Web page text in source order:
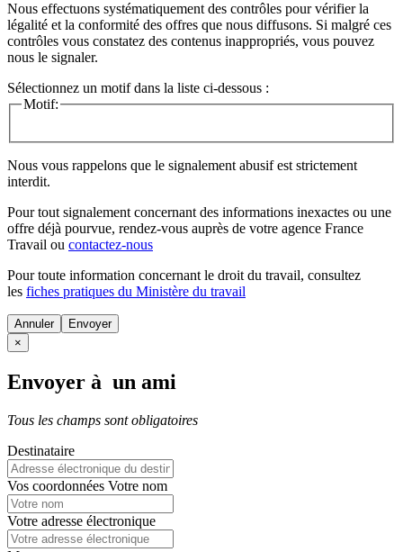
Nous effectuons systématiquement des contrôles pour vérifier la
légalité et la conformité des offres que nous diffusons. Si malgré ces
contrôles vous constatez des contenus inappropriés, vous pouvez
nous le signaler.
Sélectionnez un motif dans la liste ci-dessous :
Motif:
Nous vous rappelons que le signalement abusif est strictement
interdit.
Pour tout signalement concernant des informations inexactes ou une
offre déjà pourvue, rendez-vous auprès de votre agence France
Travail ou contactez-nous
Pour toute information concernant le droit du travail, consultez
les fiches pratiques du Ministère du travail
Annuler
×
Envoyer à un ami
Tous les champs sont obligatoires
Destinataire
Vos coordonnées Votre nom
Votre adresse électronique